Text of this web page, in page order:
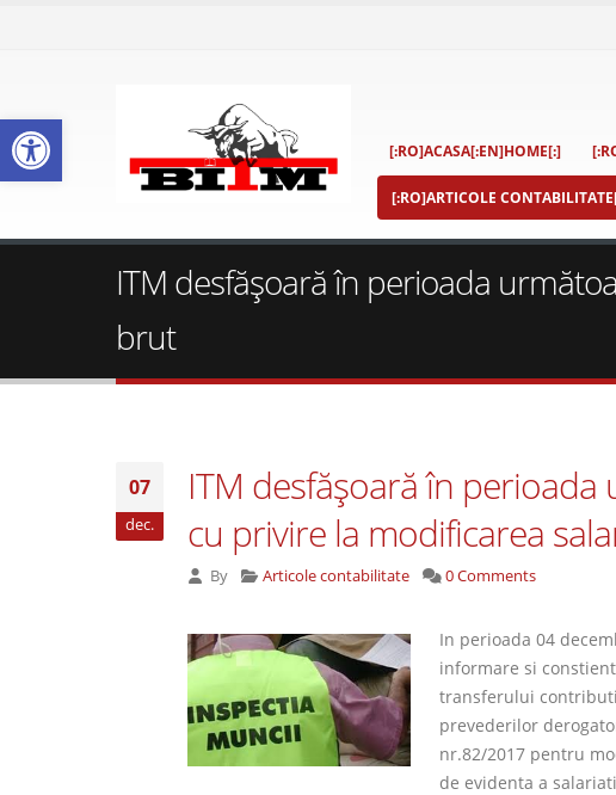
[:RO]ACASA[:EN]HOME[:]
[:RO]ARTICOLE
ITM desfăşoară în perioada
brut
07
dec.
ITM desfăşoară în
cu privire la modificarea
By Articole contabilitate 0 Comments
In perioada 04
informare si
transferului
prevederilor
nr.82/2017 pentru
de evidenta a
Deschide bara de unelte